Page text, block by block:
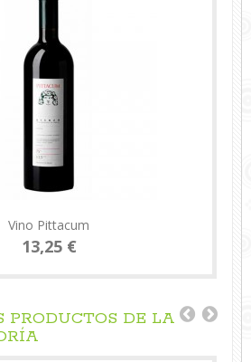
Vino Pittacum
13,25 €
PRODUCTOS DE LA